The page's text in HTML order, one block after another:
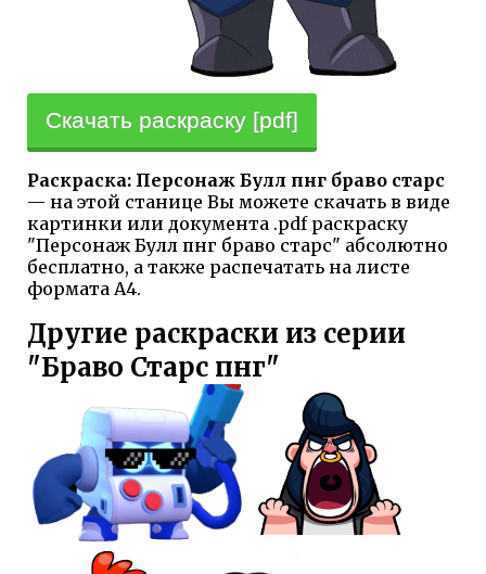
Скачать раскраску [pdf]
Раскраска: Персонаж Булл пнг браво старс
— на этой станице Вы можете скачать в виде
картинки или документа .pdf раскраску
"Персонаж Булл пнг браво старс" абсолютно
бесплатно, а также распечатать на листе
формата А4.
Другие раскраски из серии
"Браво Старс пнг"